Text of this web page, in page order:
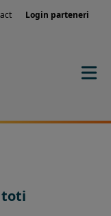
Login parteneri